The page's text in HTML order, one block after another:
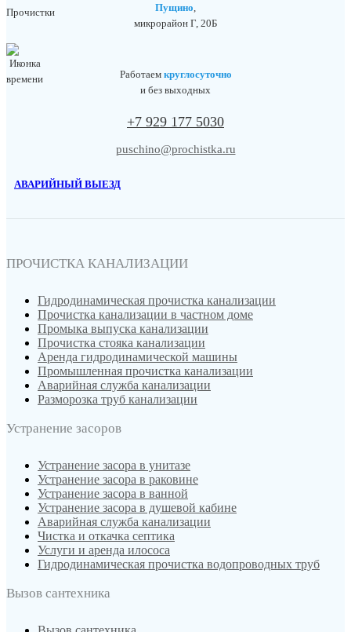
Пущино
микрорайон Г, 20Б
Работаем круглосуточно
и без выходных
+7 929 177 5030
puschino@prochistka.ru
АВАРИЙНЫЙ ВЫЕЗД
ПРОЧИСТКА КАНАЛИЗАЦИИ
Гидродинамическая прочистка канализации
Прочистка канализации в частном доме
Промыка выпуска канализации
Прочистка стояка канализации
Аренда гидродинамической машины
Промышленная прочистка канализации
Аварийная служба канализации
Разморозка труб канализации
Устранение засоров
Устранение засора в унитазе
Устранение засора в раковине
Устранение засора в ванной
Устранение засора в душевой кабине
Аварийная служба канализации
Чистка и откачка септика
Услуги и аренда илососа
Гидродинамическая прочистка водопроводных труб
Вызов сантехника